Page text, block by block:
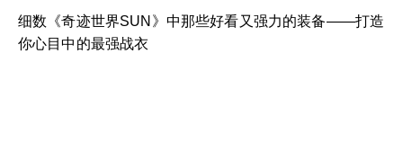
细数《奇迹世界SUN》中那些好看又强力的装备——打造
你心目中的最强战衣